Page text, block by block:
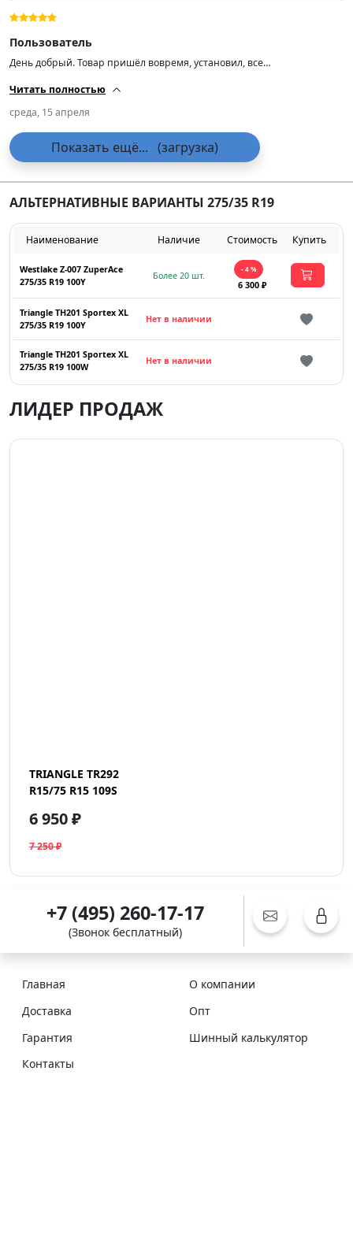
Пользователь
День добрый. Товар пришёл вовремя, установил, все
Читать полностью
среда, 15 апреля
Показать ещё... (загрузка)
АЛЬТЕРНАТИВНЫЕ ВАРИАНТЫ 275/35 R19
Наименование Наличие Стоимость Купить
Westlake Z-007 ZuperAce
275/35 R19 100Y
Более 20 шт.
- 4 %
6 300 ₽
Triangle TH201 Sportex XL
275/35 R19 100Y
Нет в наличии
Triangle TH201 Sportex XL
275/35 R19 100W
Нет в наличии
ЛИДЕР ПРОДАЖ
TRIANGLE TR292
R15/75 R15 109S
6 950 ₽
7 250 ₽
+7 (495) 260-17-17
(Звонок бесплатный)
Главная
О компании
Доставка
Опт
Гарантия
Шинный калькулятор
Контакты